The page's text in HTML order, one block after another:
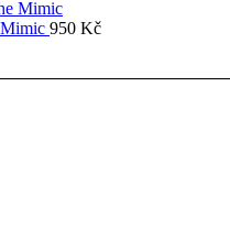
Mimic 950 Kč